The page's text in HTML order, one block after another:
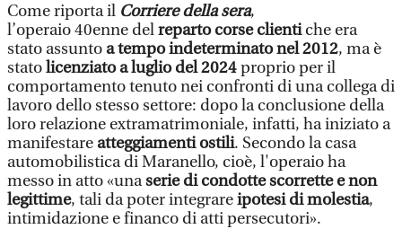
Come riporta il Corriere della sera,
l’operaio 40enne delreparto corse clientiche era
stato assunto a tempo indeterminato nel 2012, ma è
statolicenziato a luglio del 2024proprio per il
comportamento tenuto nei confronti di una collega di
lavoro dello stesso settore: dopo la conclusione della
loro relazione extramatrimoniale, infatti, ha iniziato a
manifestare atteggiamenti ostili. Secondo la casa
automobilistica di Maranello, cioè, l'operaio ha
messo in atto «unaserie di condotte scorrette e non
legittime, tali da poter integrareipotesi di molestia,
intimidazione e financo di atti persecutori».